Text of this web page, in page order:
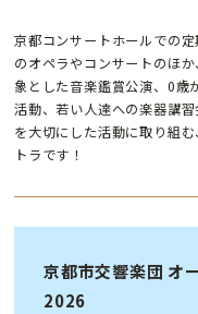
京都コンサートホールでの
のオペラやコンサートのほ
象とした音楽鑑賞公演、0歳
活動、若い人達への楽器講
を大切にした活動に取り組
トラです！
京都市交響楽団 オ
2026